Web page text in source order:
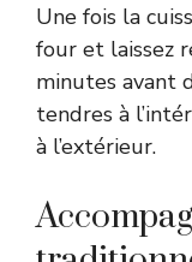
Une fois la
four et laissez
minutes avant
tendres à
à l’extérieur.